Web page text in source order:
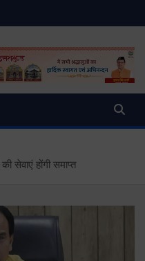
News
सेवाएं होंगी समाप्त